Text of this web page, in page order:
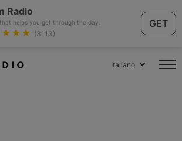
Radio
helps you get through the day.
(3113)
GET
Italiano